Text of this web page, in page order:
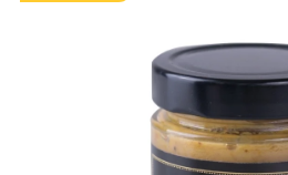
MEDOVÉ DARČEKOVÉ SETY
VÝROBKY Z VOSKU